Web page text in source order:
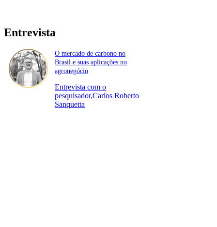
Entrevista
O mercado de carbono no
Brasil e suas aplicações no
agronegócio
Entrevista com o
pesquisador,Carlos Roberto
Sanquetta